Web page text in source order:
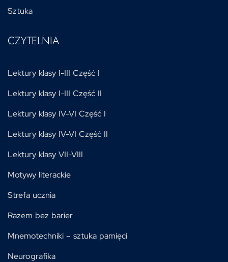
Sztuka
CZYTELNIA
Lektury klasy I-III Część I
Lektury klasy I-III Część II
Lektury klasy IV-VI Część I
Lektury klasy IV-VI Część II
Lektury klasy VII-VIII
Motywy literackie
Strefa ucznia
Razem bez barier
Mnemotechniki – sztuka pamięci
Neurografika